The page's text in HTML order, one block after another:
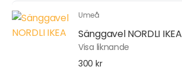
Umeå
Sänggavel NORDLI IKEA
Visa liknande
300 kr